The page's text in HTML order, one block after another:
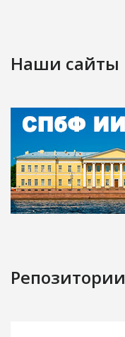
Наши сайты
Репозитории